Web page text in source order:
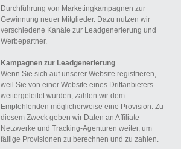
Durchführung von Marketingkampagnen zur
Gewinnung neuer Mitglieder. Dazu nutzen wir
verschiedene Kanäle zur Leadgenerierung und
Werbepartner.
Kampagnen zur Leadgenerierung
Wenn Sie sich auf unserer Website registrieren,
weil Sie von einer Website eines Drittanbieters
weitergeleitet wurden, zahlen wir dem
Empfehlenden möglicherweise eine Provision. Zu
diesem Zweck geben wir Daten an Affiliate-
Netzwerke und Tracking-Agenturen weiter, um
fällige Provisionen zu berechnen und zu zahlen.